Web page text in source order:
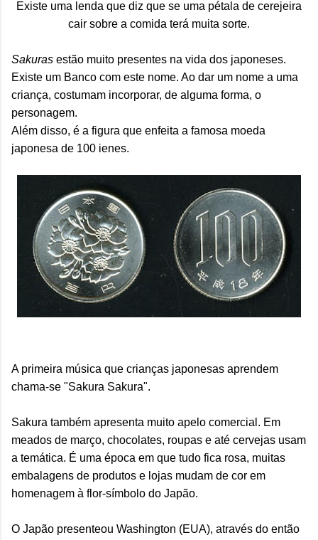
Existe uma lenda que diz que se uma pétala de cerejeira
cair sobre a comida terá muita sorte.
Sakuras estão muito presentes na vida dos japoneses.
Existe um Banco com este nome. Ao dar um nome a uma
criança, costumam incorporar, de alguma forma, o
personagem.
Além disso, é a figura que enfeita a famosa moeda
japonesa de 100 ienes.
A primeira música que crianças japonesas aprendem
chama-se "Sakura Sakura".
Sakura também apresenta muito apelo comercial. Em
meados de março, chocolates, roupas e até cervejas usam
a temática. É uma época em que tudo fica rosa, muitas
embalagens de produtos e lojas mudam de cor em
homenagem à flor-símbolo do Japão.
O Japão presenteou Washington (EUA), através do então